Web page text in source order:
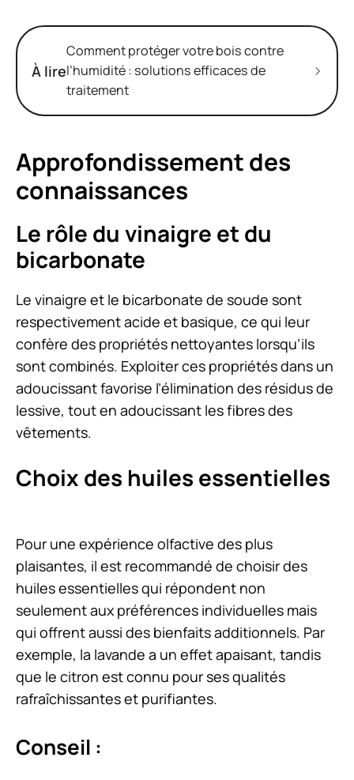
À lire
Comment protéger votre bois contre
l’humidité : solutions efficaces de
traitement
Approfondissement des
connaissances
Le rôle du vinaigre et du
bicarbonate
Le vinaigre et le bicarbonate de soude sont
respectivement acide et basique, ce qui leur
confère des propriétés nettoyantes lorsqu’ils
sont combinés. Exploiter ces propriétés dans un
adoucissant favorise l’élimination des résidus de
lessive, tout en adoucissant les fibres des
vêtements.
Choix des huiles essentielles
Pour une expérience olfactive des plus
plaisantes, il est recommandé de choisir des
huiles essentielles qui répondent non
seulement aux préférences individuelles mais
qui offrent aussi des bienfaits additionnels. Par
exemple, la lavande a un effet apaisant, tandis
que le citron est connu pour ses qualités
rafraîchissantes et purifiantes.
Conseil :